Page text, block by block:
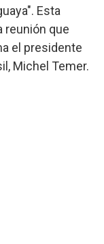
Esta
reunión que
el presidente
Michel Temer.